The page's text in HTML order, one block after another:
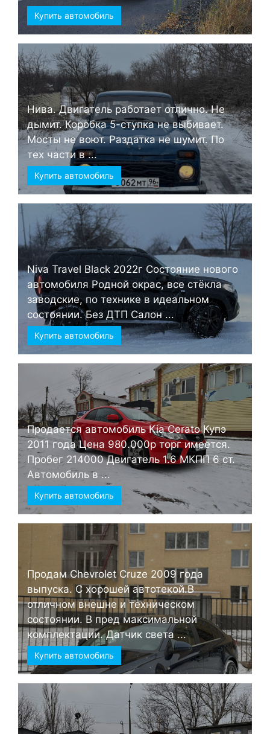
Купить автомобиль
Нива. Двигатель работает отлично. Не
дымит. Коробка 5-ступка не выбивает.
Мосты не воют. Раздатка не шумит. По
тех части в ...
Купить автомобиль
Niva Travel Black 2022г Состояние нового
автомобиля Родной окрас, все стёкла
заводские, по технике в идеальном
состоянии. Без ДТП Салон ...
Купить автомобиль
Продается автомобиль Kia Cerato Купэ
2011 года Цена 980.000р торг имеется.
Пробег 214000 Двигатель 1.6 МКПП 6 ст.
Автомобиль в ...
Купить автомобиль
Продам Chevrolet Cruze 2009 года
выпуска. С хорошей автотекой.В
отличном внешне и техническом
состоянии. В пред максимальной
комплектации. Датчик света ...
Купить автомобиль